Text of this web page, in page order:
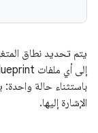
يتم تحديد نطاق
باستثناء حالة واحدة:
الإشارة إليها.